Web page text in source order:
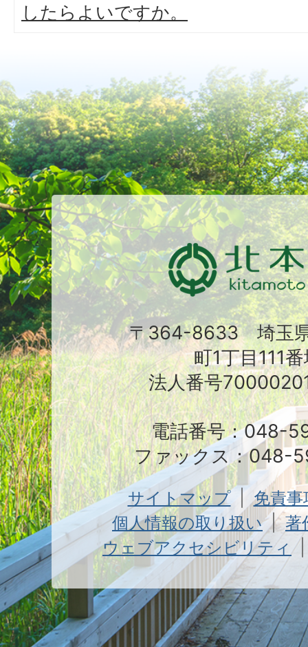
したらよいですか。
〒364-8633 埼玉
町1丁目111
法人番号
電話番号：048-
ファックス：048-
サイトマップ
免責
個人情報の取り扱い
著
ウェブアクセシビリティ